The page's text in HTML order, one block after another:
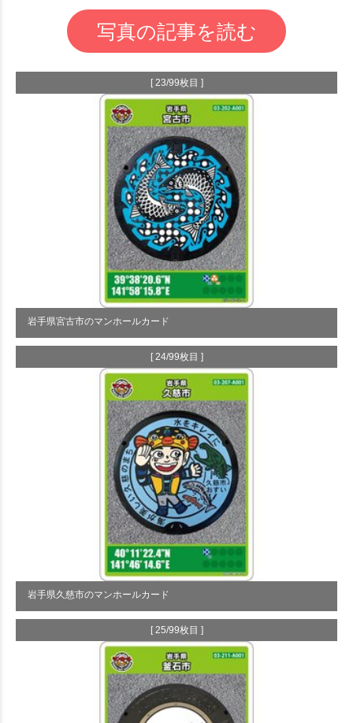
写真の記事を読む
[ 23/99枚目 ]
岩手県宮古市のマンホールカード
[ 24/99枚目 ]
岩手県久慈市のマンホールカード
[ 25/99枚目 ]